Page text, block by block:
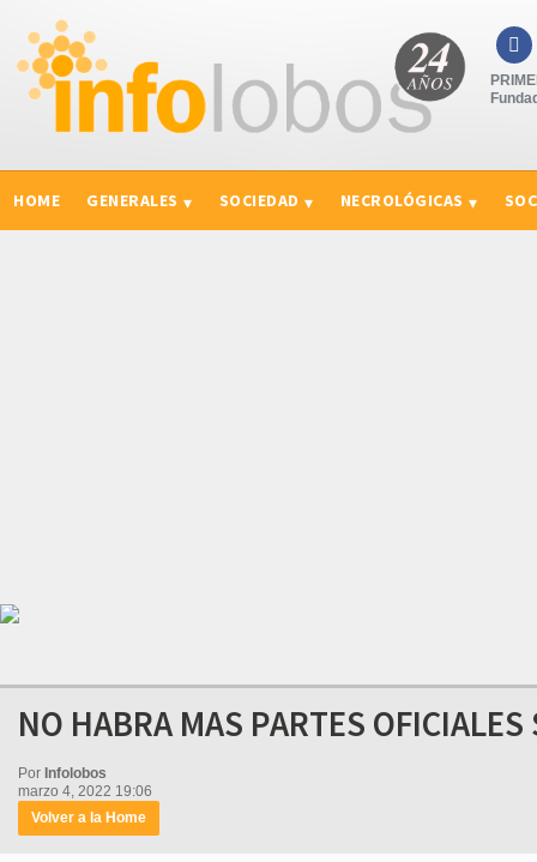

HOME GENERALES SOCIEDAD NECROLÓGICAS
NO HABRA MAS PARTES
Por Infolobos
marzo 4, 2022 19:06
Volver a la Home